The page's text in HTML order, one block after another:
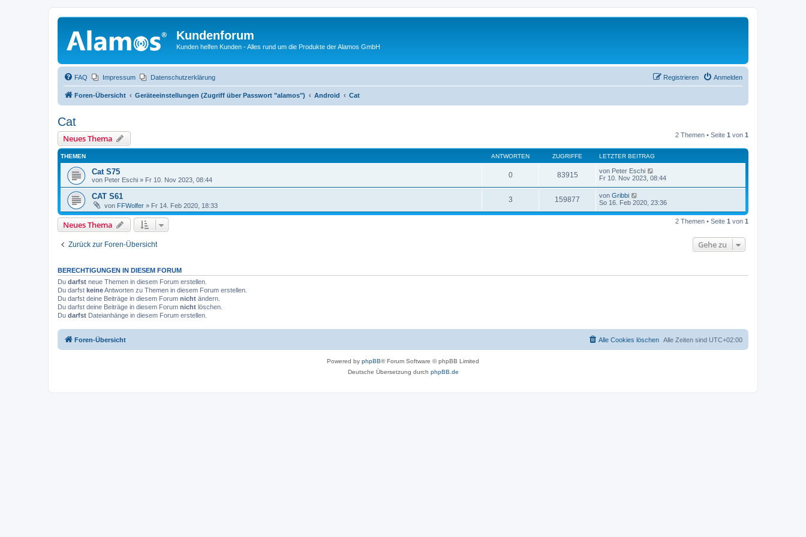
Kundenforum
Kunden helfen Kunden - Alles rund um die Produkte der Alamos GmbH
FAQ Impressum Datenschutzerklärung Anmelden
Registrieren
Foren-Übersicht Geräteeinstellungen (Zugriff über Passwort "alamos") Android Cat
Cat
Neues Thema 2 Themen • Seite 1 von 1
THEMEN ANTWORTEN ZUGRIFFE LETZTER BEITRAG
Cat S75
von Peter Eschi » Fr 10. Nov 2023, 08:44
0 83915 von Peter Eschi
Fr 10. Nov 2023, 08:44
CAT S61
von FFWolfer » Fr 14. Feb 2020, 18:33
3 159877 von Gribbi
So 16. Feb 2020, 23:36
Neues Thema 2 Themen • Seite 1 von 1
Zurück zur Foren-Übersicht Gehe zu
BERECHTIGUNGEN IN DIESEM FORUM
Du darfst neue Themen in diesem Forum erstellen.
Du darfst keineAntworten zu Themen in diesem Forum erstellen.
Du darfst deine Beiträge in diesem Forum nicht ändern.
Du darfst deine Beiträge in diesem Forum nicht löschen.
Du darfst Dateianhänge in diesem Forum erstellen.
Foren-Übersicht Alle Zeiten sind UTC+02:00
Alle Cookies löschen
Powered by phpBB® Forum Software © phpBB Limited
Deutsche Übersetzung durch phpBB.de